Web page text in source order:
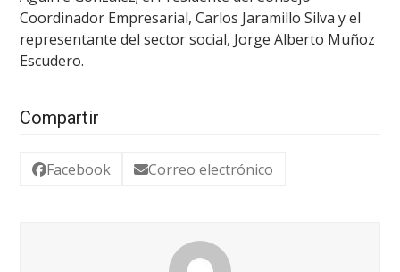
Coordinador Empresarial, Carlos Jaramillo Silva y el
representante del sector social, Jorge Alberto Muñoz
Escudero.
Compartir
Facebook Correo electrónico